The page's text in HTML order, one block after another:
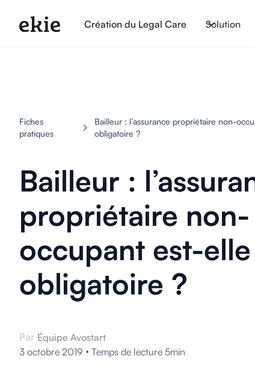
Création du Legal Care Solution
Fiches
pratiques
Bailleur : l’assurance propriétaire non-
obligatoire ?
Bailleur :
propriétaire non-
occupant est-elle
obligatoire ?
Par Équipe Avostart
3 octobre 2019 • Temps de lecture 5min